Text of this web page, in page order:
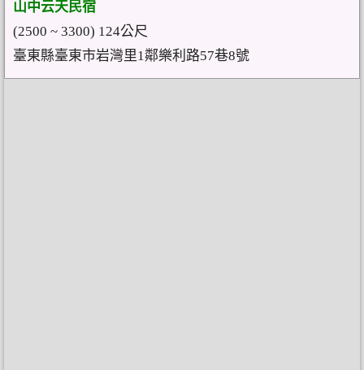
山中云天民宿
(2500 ~ 3300) 124公尺
臺東縣臺東市岩灣里1鄰樂利路57巷8號